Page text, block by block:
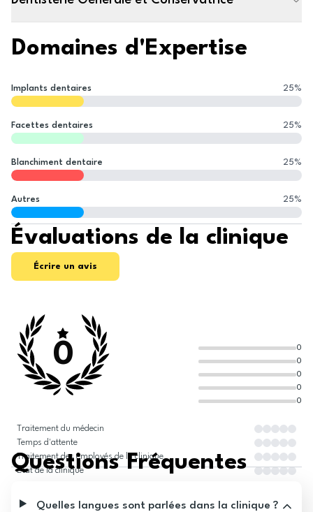
Domaines d'Expertise
Implants dentaires 25%
Facettes dentaires 25%
Blanchiment dentaire 25%
Autres 25%
Évaluations de la clinique
Écrire un avis
0
0
0
0
0
0
Traitement du médecin
Temps d'attente
Traitement des employés de la clinique
État de la clinique
Questions Fréquentes
Quelles langues sont parlées dans la clinique ?